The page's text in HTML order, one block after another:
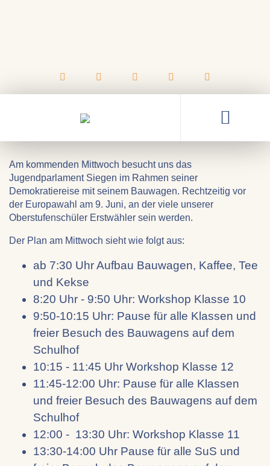
29.05. Demokratierundreise
des JuPa Siegen an unserer
Am kommenden Mittwoch besucht uns das
Jugendparlament Siegen im Rahmen seiner
Demokratiereise mit seinem Bauwagen. Rechtzeitig vor
der Europawahl am 9. Juni, an der viele unserer
Oberstufenschüler Erstwähler sein werden.
Der Plan am Mittwoch sieht wie folgt aus:
ab 7:30 Uhr Aufbau Bauwagen, Kaffee, Tee
und Kekse
8:20 Uhr - 9:50 Uhr: Workshop Klasse 10
9:50-10:15 Uhr: Pause für alle Klassen und
freier Besuch des Bauwagens auf dem
Schulhof
10:15 - 11:45 Uhr Workshop Klasse 12
11:45-12:00 Uhr: Pause für alle Klassen
und freier Besuch des Bauwagens auf dem
Schulhof
12:00 - 13:30 Uhr: Workshop Klasse 11
13:30-14:00 Uhr Pause für alle SuS und